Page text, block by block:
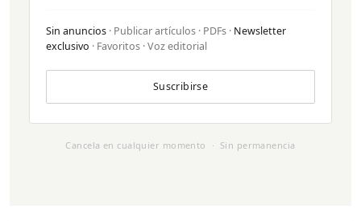
Sin anuncios · Publicar artículos · PDFs · Newsletter
exclusivo · Favoritos · Voz editorial
Suscribirse
Cancela en cualquier momento · Sin permanencia